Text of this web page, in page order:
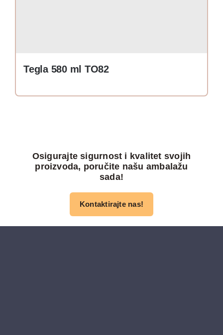
Tegla 580 ml TO82
Osigurajte sigurnost i kvalitet svojih
proizvoda, poručite našu ambalažu
sada!
Kontaktirajte nas!